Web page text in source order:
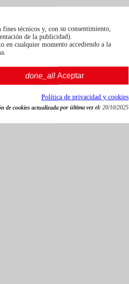
técnicos y, con su consentimiento,
de la publicidad).
en cualquier momento accediendo a la
done_all Aceptar
Política de privacidad y cookies
de cookies actualizada por última vez el: 20/10/2025